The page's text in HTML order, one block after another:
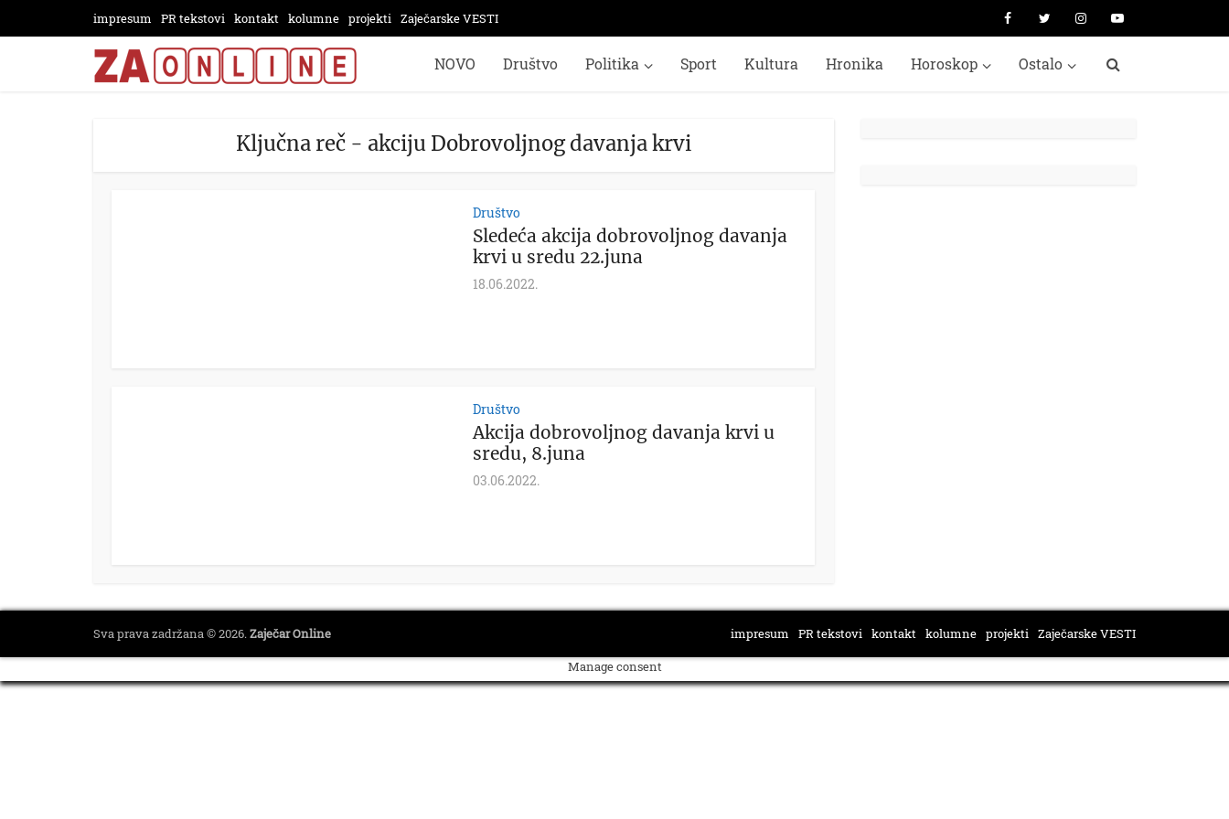
impresum PR tekstovi kontakt kolumne projekti Zaječarske VESTI
NOVO Društvo Politika Sport Kultura Hronika Horoskop Ostalo
Ključna reč - akciju Dobrovoljnog davanja krvi
Društvo
Sledeća akcija dobrovoljnog davanja
krvi u sredu 22.juna
18.06.2022.
Društvo
Akcija dobrovoljnog davanja krvi u
sredu, 8.juna
03.06.2022.
Sva prava zadržana © 2026.Zaječar Online impresum PR tekstovi kontakt kolumne projekti Zaječarske VESTI
Manage consent